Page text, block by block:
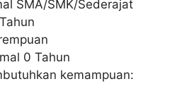
SMA/SMK/Sederajat
0 Tahun
kemampuan: